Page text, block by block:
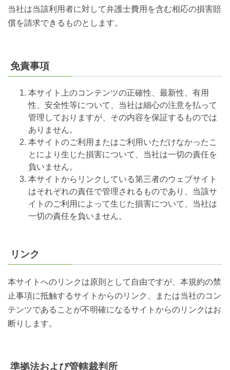
当社は当該利用者に対して弁護士費用を含む相応の損害賠
償を請求できるものとします。
免責事項
本サイト上のコンテンツの正確性、最新性、有用
性、安全性等について、当社は細心の注意を払って
管理しておりますが、その内容を保証するものでは
ありません。
本サイトのご利用またはご利用いただけなかったこ
とにより生じた損害について、当社は一切の責任を
負いません。
本サイトからリンクしている第三者のウェブサイト
はそれぞれの責任で管理されるものであり、当該サ
イトのご利用によって生じた損害について、当社は
一切の責任を負いません。
リンク
本サイトへのリンクは原則として自由ですが、本規約の禁
止事項に抵触するサイトからのリンク、または当社のコン
テンツであることが不明確になるサイトからのリンクはお
断りします。
準拠法および管轄裁判所